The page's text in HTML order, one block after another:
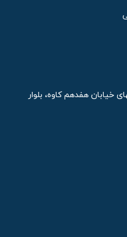
خیابان هفدهم کاوه، بلوار